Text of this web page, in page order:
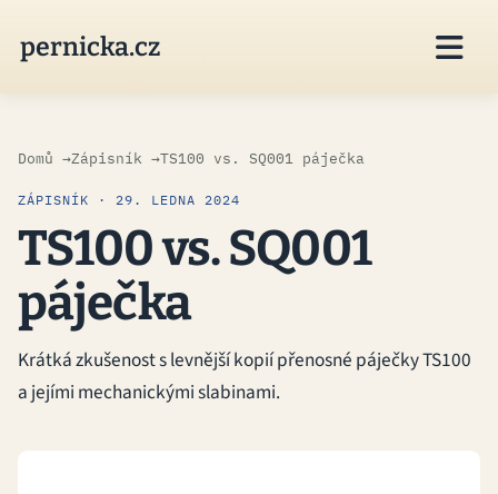
pernicka.cz 
Domů Zápisník TS100 vs. SQ001 páječka
ZÁPISNÍK · 29. LEDNA 2024
TS100 vs. SQ001
páječka
Krátká zkušenost s levnější kopií přenosné páječky TS100
a jejími mechanickými slabinami.